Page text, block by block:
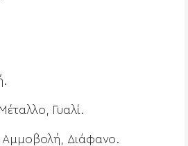
Μέταλλο, Γυαλί.
Αμμοβολή, Διάφανο.